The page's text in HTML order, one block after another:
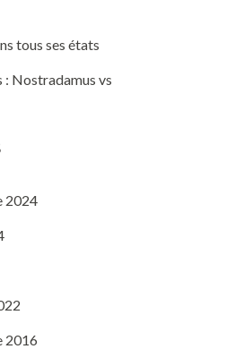
tous ses états
: Nostradamus vs
2024
2016